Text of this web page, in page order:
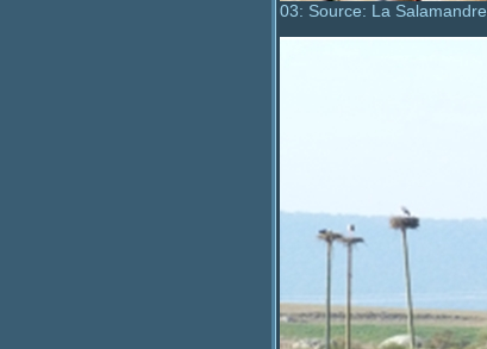
03: Source: La Salamandre